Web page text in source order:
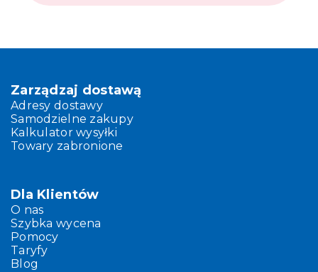
Zarządzaj dostawą
Adresy dostawy
Samodzielne zakupy
Kalkulator wysyłki
Towary zabronione
Dla Klientów
O nas
Szybka wycena
Pomocy
Taryfy
Blog